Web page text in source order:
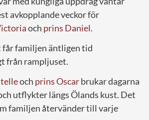
avkopplande veckor för
och prins Daniel.
får familjen äntligen tid
från rampljuset.
och prins Oscarbrukar dagarna
utflykter längs Ölands kust. Det
familjen återvänder till varje